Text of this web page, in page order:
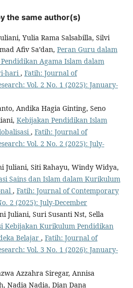
the same author(s)
Yulia Rama Salsabilla, Silvi
Afiv Sa’dan, Peran Guru dalam
Agama Islam dalam
hari, Fatih: Journal of
Vol. 2 No. 1 (2025): January-
Andika Hagia Ginting, Seno
Kebijakan Pendidikan Islam
, Fatih: Journal of
Vol. 2 No. 2 (2025): July-
Juliani, Siti Rahayu, Windy Widya,
Sains dan Islam dalam Kurikulum
, Fatih: Journal of Contemporary
2 (2025): July-December
Juliani, Suri Susanti Nst, Sella
Kebijakan Kurikulum Pendidikan
Belajar , Fatih: Journal of
Vol. 3 No. 1 (2026): January-
Azzahra Siregar, Annisa
Nadia Nadia, Dian Dana